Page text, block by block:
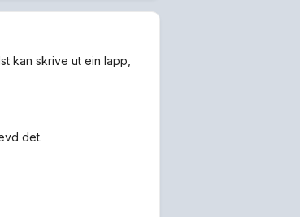
kan skrive ut ein lapp,
det.